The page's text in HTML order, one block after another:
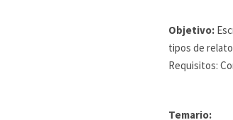
Objetivo:
tipos de
Requisitos:
Temario: